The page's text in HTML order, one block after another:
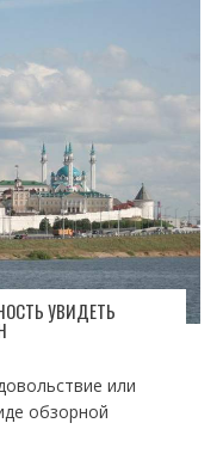
УВИДЕТЬ
или
обзорной